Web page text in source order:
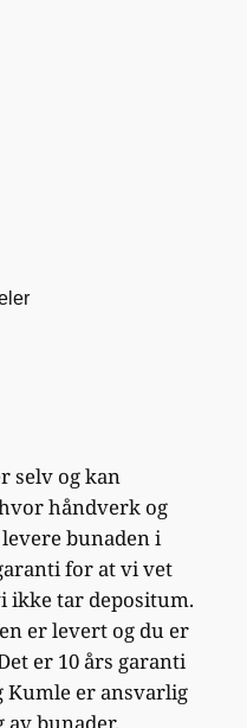
selv og kan
håndverk og
bunaden i
for at vi vet
ikke tar depositum.
er levert og du er
er 10 års garanti
Kumle er ansvarlig
bunader.